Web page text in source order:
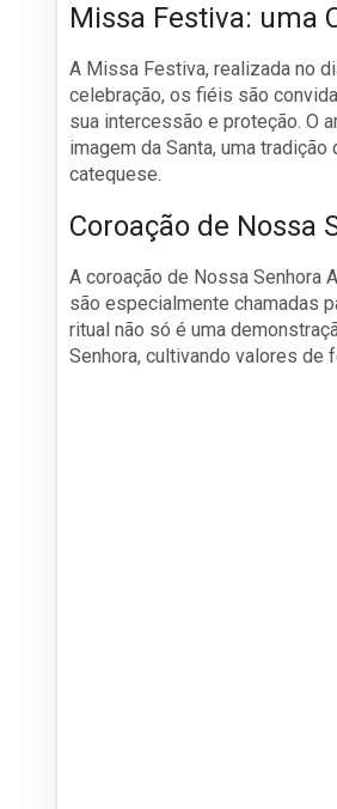
Missa Festiva: uma
A Missa Festiva, realizada no
celebração, os fiéis são
sua intercessão e proteção. O
imagem da Santa, uma
catequese.
Coroação de Nossa
A coroação de Nossa Senhora
são especialmente chamadas
ritual não só é uma
Senhora, cultivando valores de